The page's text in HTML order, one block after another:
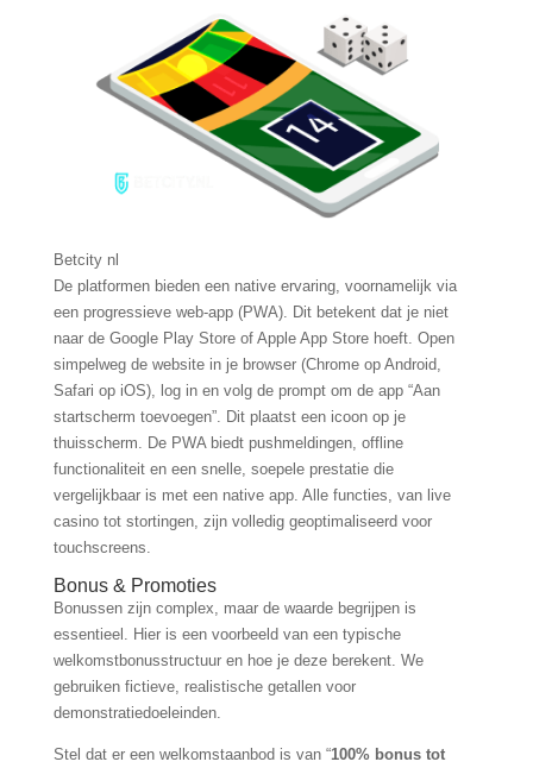
Betcity nl
De platformen bieden een native ervaring, voornamelijk via
een progressieve web-app (PWA). Dit betekent dat je niet
naar de Google Play Store of Apple App Store hoeft. Open
simpelweg de website in je browser (Chrome op Android,
Safari op iOS), log in en volg de prompt om de app “Aan
startscherm toevoegen”. Dit plaatst een icoon op je
thuisscherm. De PWA biedt pushmeldingen, offline
functionaliteit en een snelle, soepele prestatie die
vergelijkbaar is met een native app. Alle functies, van live
casino tot stortingen, zijn volledig geoptimaliseerd voor
touchscreens.
Bonus & Promoties
Bonussen zijn complex, maar de waarde begrijpen is
essentieel. Hier is een voorbeeld van een typische
welkomstbonusstructuur en hoe je deze berekent. We
gebruiken fictieve, realistische getallen voor
demonstratiedoeleinden.
Stel dat er een welkomstaanbod is van “100% bonus tot